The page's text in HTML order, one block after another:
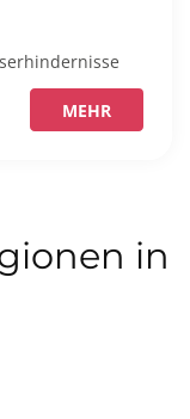
MEHR
in